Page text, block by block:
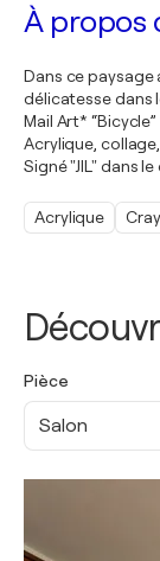
Pièce
Salon
À propos
Dans ce
délicatesse dans
Mail Art*
Acrylique,
Signé "JlL" dans
Acrylique